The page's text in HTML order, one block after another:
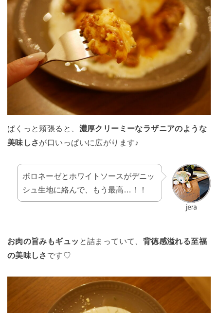
ぱくっと頬張ると、 濃厚クリーミーなラザニアのような
美味しさが口いっぱいに広がります♪
ボロネーゼとホワイトソースがデニッ
シュ生地に絡んで、もう最高…！！
お肉の旨みもギュッ と詰まっていて、 背徳感溢れる至福
の美味しさ です♡